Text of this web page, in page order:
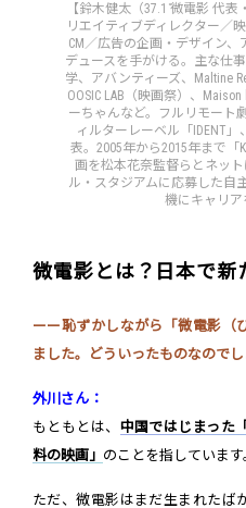
【鈴木健太（37.1 ̊微電影 代
リエイティブディレクター／
CM／広告の企画・デザイン、
デュースを手がける。主な仕事
学、アバンティーズ、Maltine
OOSIC LAB（映画祭）、
ーちゃんなど。フルリモート
ィルターレーベル「IDENT
表。2005年から2015年まで「
画を松本花奈監督らとネッ
ル・スタジアムに応募した自
機にキャリア
微電影とは？日本で新
ーー恥ずかしながら「微電影（
ました。どういったものなのでし
外川さん：
もともとは、 中国ではじまった
料の映画」 のことを指しています
ただ、微電影はまだ生まれたば